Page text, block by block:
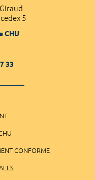
5
CHU
33
CONFORME